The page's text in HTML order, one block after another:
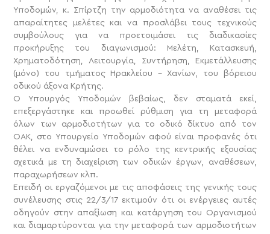
Υποδομών, κ. Σπίρτζη την αρμοδιότητα να αναθέσει τις
απαραίτητες μελέτες και να προσλάβει τους τεχνικούς
συμβούλους για να προετοιμάσει τις διαδικασίες
προκήρυξης του διαγωνισμού: Μελέτη, Κατασκευή,
Χρηματοδότηση, Λειτουργία, Συντήρηση, Εκμετάλλευσης
(μόνο) του τμήματος Ηρακλείου – Χανίων, του βόρειου
οδικού άξονα Κρήτης.
Ο Υπουργός Υποδομών βεβαίως, δεν σταματά εκεί,
επεξεργάστηκε και προωθεί ρύθμιση για τη μεταφορά
όλων των αρμοδιοτήτων για το οδικό δίκτυο από τον
ΟΑΚ, στο Υπουργείο Υποδομών αφού είναι προφανές ότι
θέλει να ενδυναμώσει το ρόλο της κεντρικής εξουσίας
σχετικά με τη διαχείριση των οδικών έργων, αναθέσεων,
παραχωρήσεων κλπ.
Επειδή οι εργαζόμενοι με τις αποφάσεις της γενικής τους
συνέλευσης στις 22/3/17 εκτιμούν ότι οι ενέργειες αυτές
οδηγούν στην απαξίωση και κατάργηση του Οργανισμού
και διαμαρτύρονται για την μεταφορά των αρμοδιοτήτων